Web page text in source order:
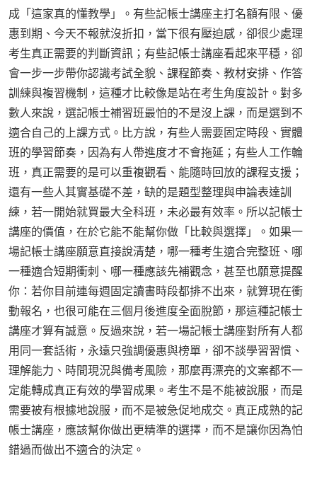
成「這家真的懂教學」。有些記帳士講座主打名額有限、優
惠到期、今天不報就沒折扣，當下很有壓迫感，卻很少處理
考生真正需要的判斷資訊；有些記帳士講座看起來平穩，卻
會一步一步帶你認識考試全貌、課程節奏、教材安排、作答
訓練與複習機制，這種才比較像是站在考生角度設計。對多
數人來說，選記帳士補習班最怕的不是沒上課，而是選到不
適合自己的上課方式。比方說，有些人需要固定時段、實體
班的學習節奏，因為有人帶進度才不會拖延；有些人工作輪
班，真正需要的是可以重複觀看、能隨時回放的課程支援；
還有一些人其實基礎不差，缺的是題型整理與申論表達訓
練，若一開始就買最大全科班，未必最有效率。所以記帳士
講座的價值，在於它能不能幫你做「比較與選擇」。如果一
場記帳士講座願意直接說清楚，哪一種考生適合完整班、哪
一種適合短期衝刺、哪一種應該先補觀念，甚至也願意提醒
你：若你目前連每週固定讀書時段都排不出來，就算現在衝
動報名，也很可能在三個月後進度全面脫節，那這種記帳士
講座才算有誠意。反過來說，若一場記帳士講座對所有人都
用同一套話術，永遠只強調優惠與榜單，卻不談學習習慣、
理解能力、時間現況與備考風險，那麼再漂亮的文案都不一
定能轉成真正有效的學習成果。考生不是不能被說服，而是
需要被有根據地說服，而不是被急促地成交。真正成熟的記
帳士講座，應該幫你做出更精準的選擇，而不是讓你因為怕
錯過而做出不適合的決定。